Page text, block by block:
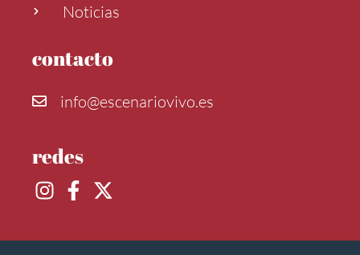
Noticias
contacto
info@escenariovivo.es
redes